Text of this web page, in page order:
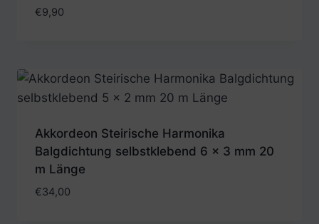
€9,90
Akkordeon Steirische Harmonika
Balgdichtung selbstklebend 6 x 3 mm 20
m Länge
€34,00